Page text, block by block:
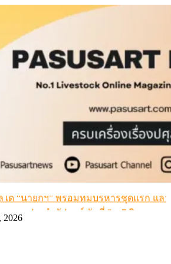
ชีวิตหน้าฟาร์ม พระที่ 6 สิงหาคม 2569
ด้ “นายกฯ” พร้อมทีมบริหารชุดแรก แล้
กษตรประจำสัปดาห์ วันที่ 3 – 7 สิงหาคม